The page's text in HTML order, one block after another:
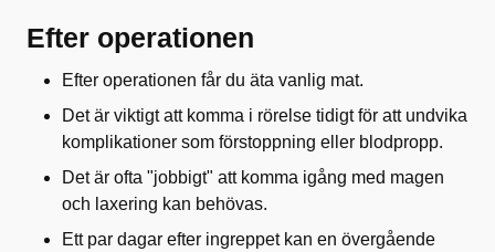
Efter operationen
Efter operationen får du äta vanlig mat.
Det är viktigt att komma i rörelse tidigt för att undvika
komplikationer som förstoppning eller blodpropp.
Det är ofta "jobbigt" att komma igång med magen
och laxering kan behövas.
Ett par dagar efter ingreppet kan en övergående